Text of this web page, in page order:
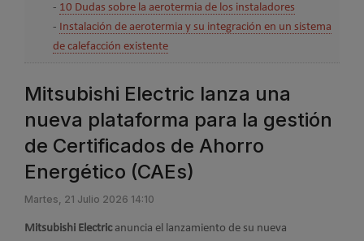
- 10 Dudas sobre la aerotermia de los instaladores
- Instalación de aerotermia y su integración en un sistema
de calefacción existente
Mitsubishi Electric lanza una
nueva plataforma para la gestión
de Certificados de Ahorro
Energético (CAEs)
Martes, 21 Julio 2026 14:10
Mitsubishi Electric anuncia el lanzamiento de su nueva